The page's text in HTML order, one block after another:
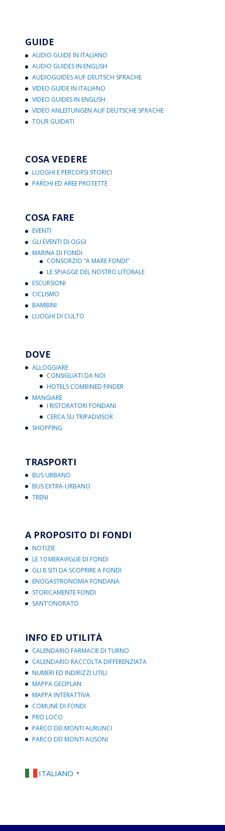
GUIDE
AUDIO GUIDE IN ITALIANO
AUDIO GUIDES IN ENGLISH
AUDIOGUIDES AUF DEUTSCH SPRACHE
VIDEO GUIDE IN ITALIANO
VIDEO GUIDES IN ENGLISH
VIDEO ANLEITUNGEN AUF DEUTSCHE SPRACHE
TOUR GUIDATI
COSA VEDERE
LUOGHI E PERCORSI STORICI
PARCHI ED AREE PROTETTE
COSA FARE
EVENTI
GLI EVENTI DI OGGI
MARINA DI FONDI
CONSORZIO “A MARE FONDI”
LE SPIAGGE DEL NOSTRO LITORALE
ESCURSIONI
CICLISMO
BAMBINI
LUOGHI DI CULTO
DOVE
ALLOGGIARE
CONSIGLIATI DA NOI
HOTELS COMBINED FINDER
MANGIARE
I RISTORATORI FONDANI
CERCA SU TRIPADVISOR
SHOPPING
TRASPORTI
BUS URBANO
BUS EXTRA-URBANO
TRENI
A PROPOSITO DI FONDI
NOTIZIE
LE 10 MERAVIGLIE DI FONDI
GLI 8 SITI DA SCOPRIRE A FONDI
ENOGASTRONOMIA FONDANA
STORICAMENTE FONDI
SANT’ONORATO
INFO ED UTILITÀ
CALENDARIO FARMACIE DI TURNO
CALENDARIO RACCOLTA DIFFERENZIATA
NUMERI ED INDIRIZZI UTILI
MAPPA GEOPLAN
MAPPA INTERATTIVA
COMUNE DI FONDI
PRO LOCO
PARCO DEI MONTI AURUNCI
PARCO DEI MONTI AUSONI
ITALIANO ▼